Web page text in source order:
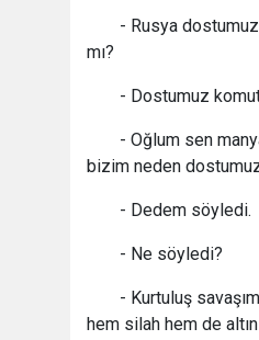
- Rusya dostumuz
mı?
- Dostumuz
- Oğlum sen
bizim neden
- Dedem söyledi.
- Ne söyledi?
- Kurtuluş
hem silah hem de